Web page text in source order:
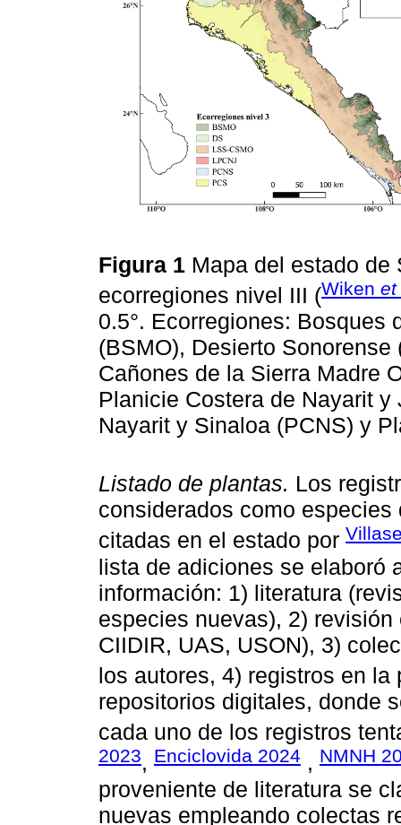
Figura 1 Mapa del estado de
ecorregiones nivel III (Wiken et
0.5°. Ecorregiones: Bosques
(BSMO), Desierto
Cañones de la Sierra Madre
Planicie Costera de Nayarit
Nayarit y Sinaloa (PCNS) y
Listado de plantas. Los
considerados como
citadas en el estado por
lista de adiciones se elaboró
información: 1) literatura
especies nuevas), 2)
CIIDIR, UAS, USON), 3)
los autores, 4) registros en
repositorios digitales, donde
cada uno de los registros
2023, Enciclovida 2024 , NMNH
proveniente de literatura se
nuevas empleando colectas